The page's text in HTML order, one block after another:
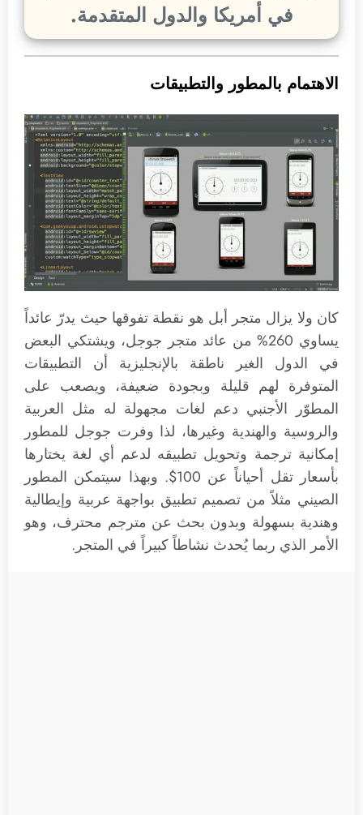
في أمريكا والدول المتقدمة.
الاهتمام بالمطور والتطبيقات
كان ولا يزال متجر أبل هو نقطة تفوقها حيث يدرّ عائداً
يساوي 260% من عائد متجر جوجل، ويشتكي البعض
في الدول الغير ناطقة بالإنجليزية أن التطبيقات
المتوفرة لهم قليلة وبجودة ضعيفة، ويصعب على
المطوّر الأجنبي دعم لغات مجهولة له مثل العربية
والروسية والهندية وغيرها، لذا وفرت جوجل للمطور
إمكانية ترجمة وتحويل تطبيقه لدعم أي لغة يختارها
بأسعار تقل أحياناً عن 100$. وبهذا سيتمكن المطور
الصيني مثلاً من تصميم تطبيق بواجهة عربية وإيطالية
وهندية بسهولة وبدون بحث عن مترجم محترف، وهو
الأمر الذي ربما يُحدث نشاطاً كبيراً في المتجر.